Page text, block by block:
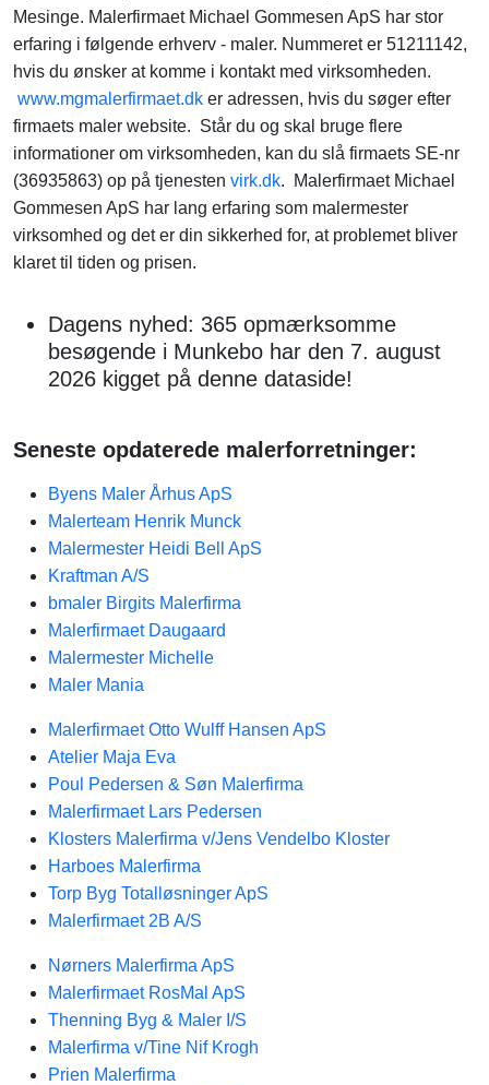
Mesinge. Malerfirmaet Michael Gommesen ApS har stor
erfaring i følgende erhverv - maler. Nummeret er 51211142,
hvis du ønsker at komme i kontakt med virksomheden.
www.mgmalerfirmaet.dk er adressen, hvis du søger efter
firmaets maler website. Står du og skal bruge flere
informationer om virksomheden, kan du slå firmaets SE-nr
(36935863) op på tjenesten virk.dk. Malerfirmaet Michael
Gommesen ApS har lang erfaring som malermester
virksomhed og det er din sikkerhed for, at problemet bliver
klaret til tiden og prisen.
Dagens nyhed: 365 opmærksomme
besøgende i Munkebo har den 7. august
2026 kigget på denne dataside!
Seneste opdaterede malerforretninger:
Byens Maler Århus ApS
Malerteam Henrik Munck
Malermester Heidi Bell ApS
Kraftman A/S
bmaler Birgits Malerfirma
Malerfirmaet Daugaard
Malermester Michelle
Maler Mania
Malerfirmaet Otto Wulff Hansen ApS
Atelier Maja Eva
Poul Pedersen & Søn Malerfirma
Malerfirmaet Lars Pedersen
Klosters Malerfirma v/Jens Vendelbo Kloster
Harboes Malerfirma
Torp Byg Totalløsninger ApS
Malerfirmaet 2B A/S
Nørners Malerfirma ApS
Malerfirmaet RosMal ApS
Thenning Byg & Maler I/S
Malerfirma v/Tine Nif Krogh
Prien Malerfirma